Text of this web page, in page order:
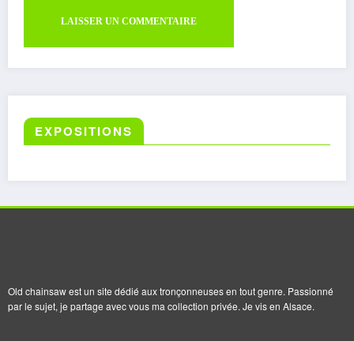
EXPOSITIONS
Old chainsaw est un site dédié aux tronçonneuses en tout genre. Passionné
par le sujet, je partage avec vous ma collection privée. Je vis en Alsace.